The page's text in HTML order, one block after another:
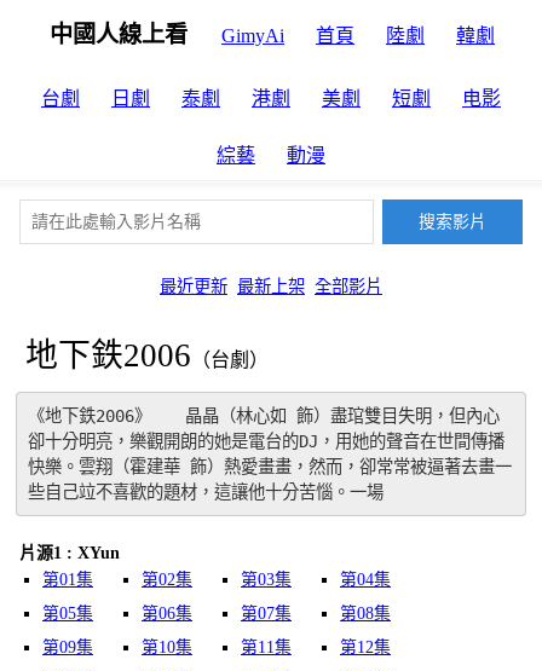
中國人線上看 GimyAi 首頁 陸劇 韓劇
台劇 日劇 泰劇 港劇 美劇 短劇 电影
綜藝 動漫
最近更新 最新上架 全部影片
地下鉄2006 （台劇）
《地下鉄2006》　　晶晶（林心如 飾）盡琯雙目失明，但內心
卻十分明亮，樂觀開朗的她是電台的DJ，用她的聲音在世間傳播
快樂。雲翔（霍建華 飾）熱愛畫畫，然而，卻常常被逼著去畫一
些自己竝不喜歡的題材，這讓他十分苦惱。一場
片源1 : XYun
第01集
第02集 第03集
第04集
第05集
第06集 第07集
第08集
第09集
第10集 第11集
第12集